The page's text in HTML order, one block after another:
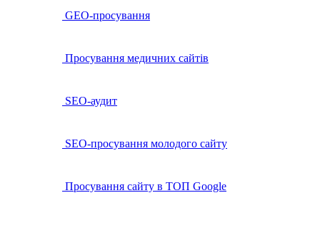
GEO-просування
Просування медичних сайтів
SEO-аудит
SEO-просування молодого сайту
Просування сайту в ТОП Google